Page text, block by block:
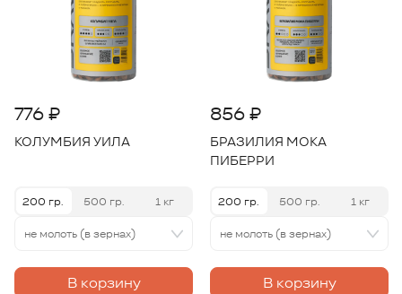
776 ₽
КОЛУМБИЯ УИЛА
В корзину
не молоть (в зернах)
200 гр. 500 гр. 1 кг
856 ₽
БРАЗИЛИЯ МОКА
ПИБЕРРИ
В корзину
не молоть (в зернах)
200 гр. 500 гр. 1 кг